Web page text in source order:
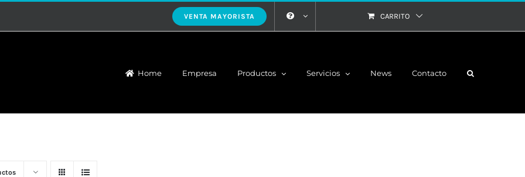
VENTA MAYORISTA CARRITO
Home Empresa Productos Servicios News Contacto